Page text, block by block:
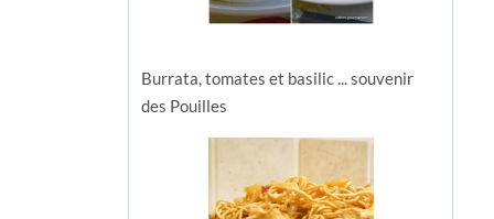
Burrata, tomates et basilic ... souvenir
des Pouilles